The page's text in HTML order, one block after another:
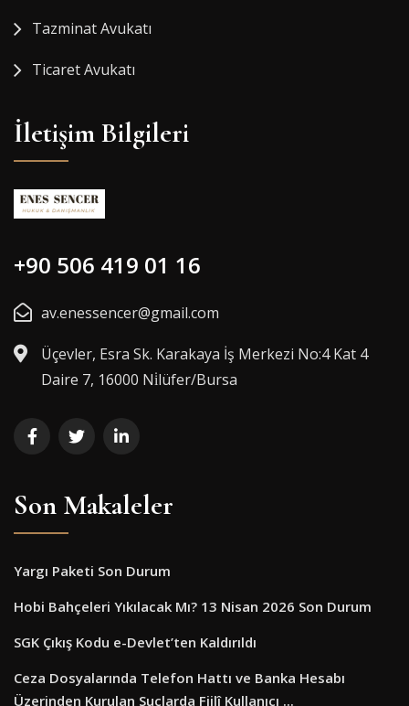
Tazminat Avukatı
Ticaret Avukatı
İletişim Bilgileri
+90 506 419 01 16
av.enessencer@gmail.com
Üçevler, Esra Sk. Karakaya İş Merkezi No:4 Kat 4
Daire 7, 16000 Ni̇lüfer/Bursa
Son Makaleler
Yargı Paketi Son Durum
Hobi Bahçeleri Yıkılacak Mı? 13 Nisan 2026 Son Durum
SGK Çıkış Kodu e-Devlet’ten Kaldırıldı
Ceza Dosyalarında Telefon Hattı ve Banka Hesabı
Üzerinden Kurulan Suçlarda Fiilî Kullanıcı ...